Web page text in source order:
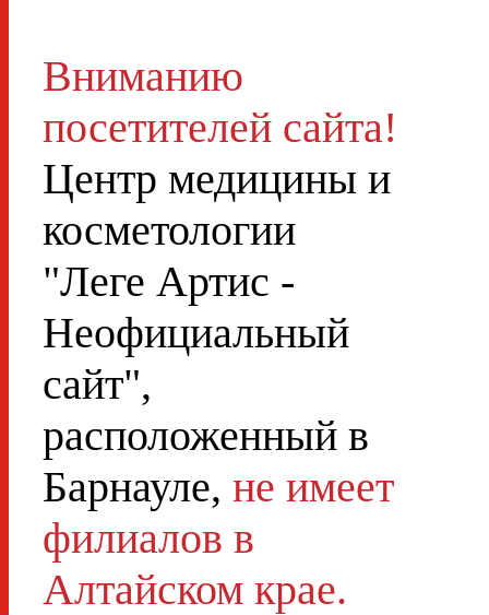
Вниманию
посетителей сайта!
Центр медицины и
косметологии
"Леге Артис -
Неофициальный
сайт",
расположенный в
Барнауле, не имеет
филиалов в
Алтайском крае.